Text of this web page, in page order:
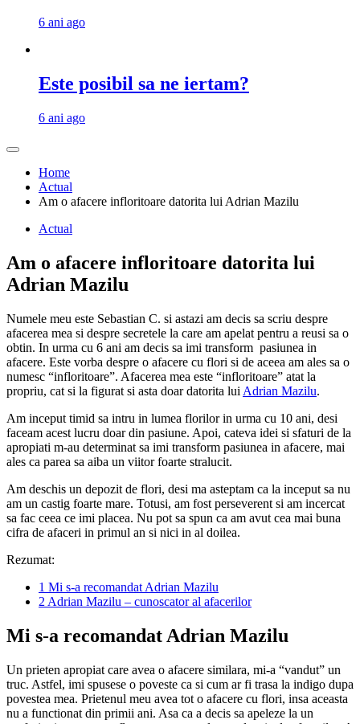
6 ani ago
Este posibil sa ne iertam?
6 ani ago
Home
Actual
Am o afacere infloritoare datorita lui Adrian Mazilu
Actual
Am o afacere infloritoare datorita lui
Adrian Mazilu
Numele meu este Sebastian C. si astazi am decis sa scriu despre
afacerea mea si despre secretele la care am apelat pentru a reusi sa o
obtin. In urma cu 6 ani am decis sa imi transform pasiunea in
afacere. Este vorba despre o afacere cu flori si de aceea am ales sa o
numesc “infloritoare”. Afacerea mea este “infloritoare” atat la
propriu, cat si la figurat si asta doar datorita lui Adrian Mazilu.
Am inceput timid sa intru in lumea florilor in urma cu 10 ani, desi
faceam acest lucru doar din pasiune. Apoi, cateva idei si sfaturi de la
apropiati m-au determinat sa imi transform pasiunea in afacere, mai
ales ca parea sa aiba un viitor foarte stralucit.
Am deschis un depozit de flori, desi ma asteptam ca la inceput sa nu
am un castig foarte mare. Totusi, am fost perseverent si am incercat
sa fac ceea ce imi placea. Nu pot sa spun ca am avut cea mai buna
cifra de afaceri in primul an si nici in al doilea.
Rezumat:
1 Mi s-a recomandat Adrian Mazilu
2 Adrian Mazilu – cunoscator al afacerilor
Mi s-a recomandat Adrian Mazilu
Un prieten apropiat care avea o afacere similara, mi-a “vandut” un
truc. Astfel, imi spusese o poveste ca si cum ar fi trasa la indigo dupa
povestea mea. Prietenul meu avea tot o afacere cu flori, insa aceasta
nu a functionat din primii ani. Asa ca a decis sa apeleze la un